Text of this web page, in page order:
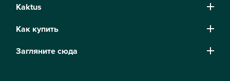
Kaktus
Как купить
Загляните сюда